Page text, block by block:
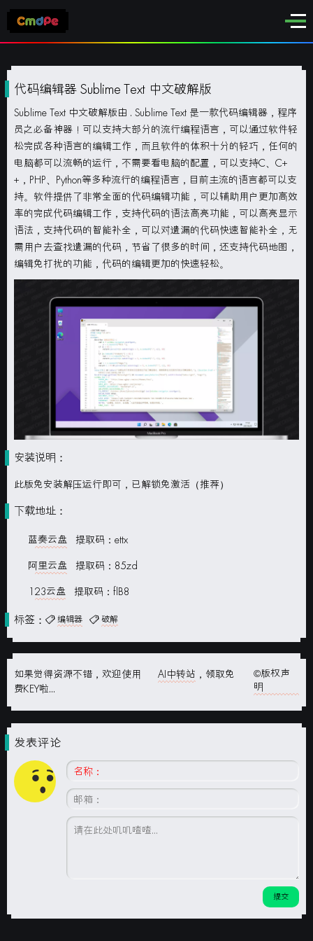
代码编辑器 Sublime Text 中文破解版
Sublime Text 中文破解版由 . Sublime Text 是一款代码编辑器，程序
员之必备神器！可以支持大部分的流行编程语言，可以通过软件轻
松完成各种语言的编辑工作，而且软件的体积十分的轻巧，任何的
电脑都可以流畅的运行，不需要看电脑的配置，可以支持C、C+
+，PHP、Python等多种流行的编程语言，目前主流的语言都可以支
持。软件提供了非常全面的代码编辑功能，可以辅助用户更加高效
率的完成代码编辑工作，支持代码的语法高亮功能，可以高亮显示
语法，支持代码的智能补全，可以对遗漏的代码快速智能补全，无
需用户去查找遗漏的代码，节省了很多的时间，还支持代码地图，
编辑免打扰的功能，代码的编辑更加的快速轻松。
安装说明：
此版免安装解压运行即可，已解锁免激活（推荐）
下载地址：
蓝奏云盘 提取码：ettx
阿里云盘 提取码：85zd
123云盘 提取码：flB8
标签： 编辑器 破解
如果觉得资源不错，欢迎使用 AI中转站 ，领取免
费KEY啦...
©版权声
明
发表评论